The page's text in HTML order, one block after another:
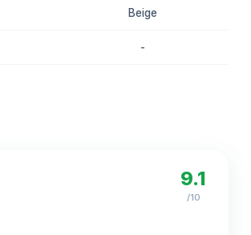
Beige
-
9.1
/10